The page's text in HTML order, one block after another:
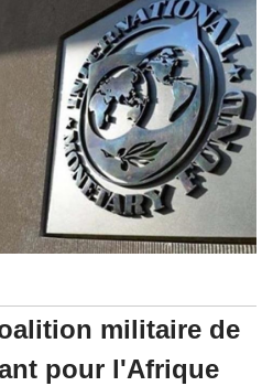
militaire de
pour l'Afrique